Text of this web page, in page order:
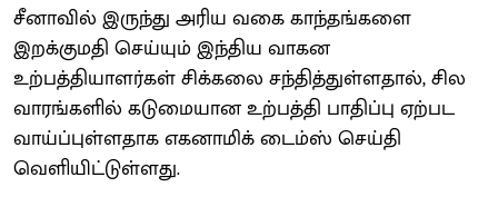
சீனாவில் இருந்து அரிய வகை காந்தங்களை
இறக்குமதி செய்யும் இந்திய வாகன
உற்பத்தியாளர்கள் சிக்கலை சந்தித்துள்ளதால், சில
வாரங்களில் கடுமையான உற்பத்தி பாதிப்பு ஏற்பட
வாய்ப்புள்ளதாக எகனாமிக் டைம்ஸ் செய்தி
வெளியிட்டுள்ளது.